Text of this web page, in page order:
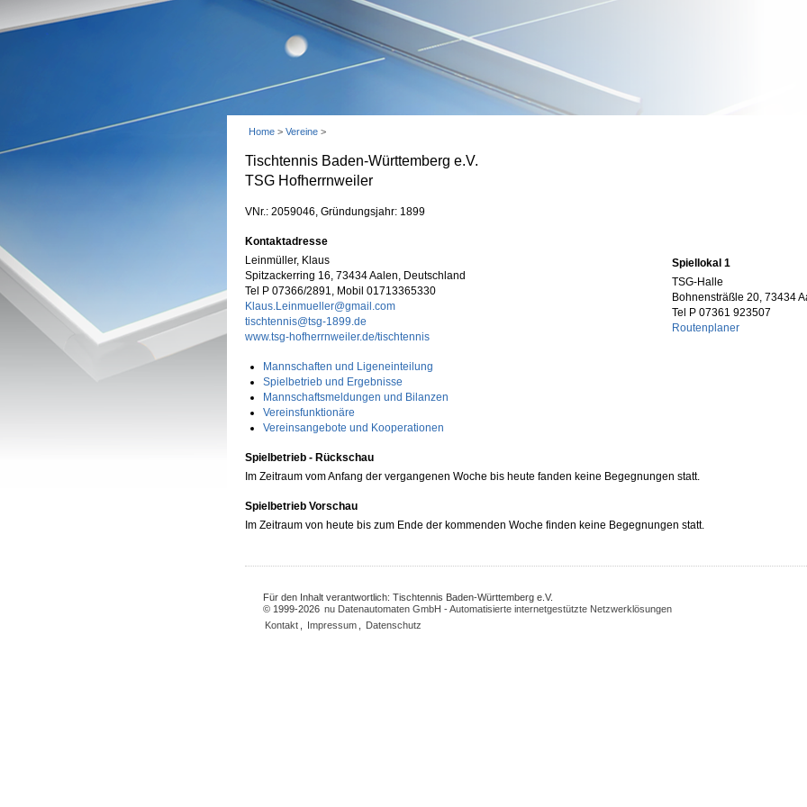
Home > Vereine >
Tischtennis Baden-Württemberg e.V.
TSG Hofherrnweiler
VNr.: 2059046, Gründungsjahr: 1899
Kontaktadresse
Leinmüller, Klaus
Spitzackerring 16, 73434 Aalen, Deutschland
Tel P 07366/2891, Mobil 01713365330
Klaus.Leinmueller@gmail.com
tischtennis@tsg-1899.de
www.tsg-hofherrnweiler.de/tischtennis
Mannschaften und Ligeneinteilung
Spielbetrieb und Ergebnisse
Mannschaftsmeldungen und Bilanzen
Vereinsfunktionäre
Vereinsangebote und Kooperationen
Spiellokal 1
TSG-Halle
Bohnensträßle 20, 73434
Tel P 07361 923507
Routenplaner
Spielbetrieb - Rückschau
Im Zeitraum vom Anfang der vergangenen Woche bis heute fanden keine Begegnungen statt.
Spielbetrieb Vorschau
Im Zeitraum von heute bis zum Ende der kommenden Woche finden keine Begegnungen statt.
Für den Inhalt verantwortlich: Tischtennis Baden-Württemberg e.V.
© 1999-2026 nu Datenautomaten GmbH - Automatisierte internetgestützte Netzwerklösungen
Kontakt
Impressum Datenschutz